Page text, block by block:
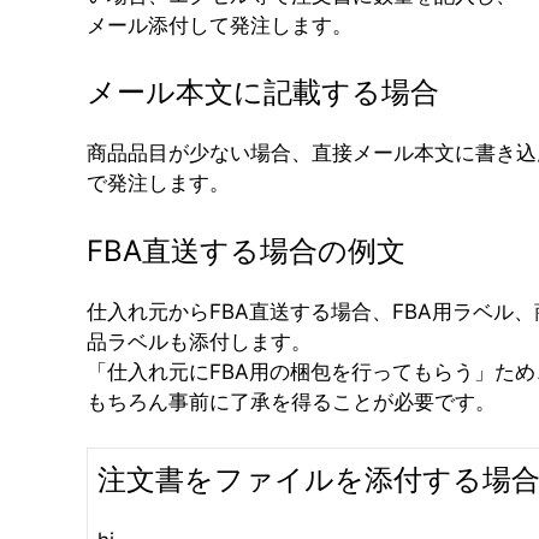
メール添付して発注します。
メール本文に記載する場合
商品品目が少ない場合、直接メール本文に書き
で発注します。
FBA直送する場合の例文
仕入れ元からFBA直送する場合、FBA用ラベル、
品ラベルも添付します。
「仕入れ元にFBA用の梱包を行ってもらう」ため
もちろん事前に了承を得ることが必要です。
注文書をファイルを添付する場合